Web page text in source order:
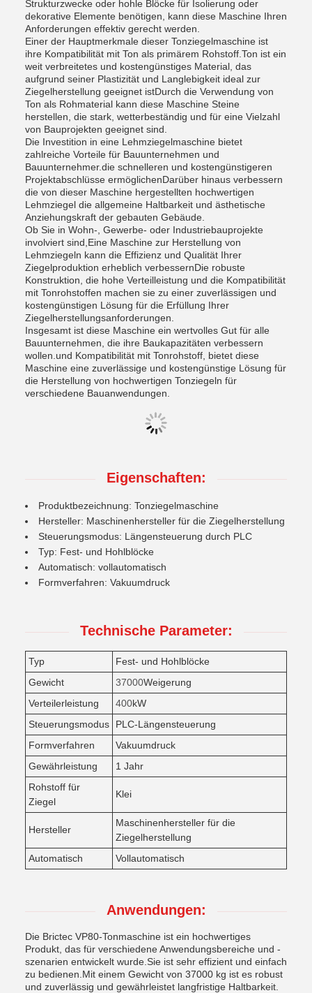
Strukturzwecke oder hohle Blöcke für Isolierung oder
dekorative Elemente benötigen, kann diese Maschine Ihren
Anforderungen effektiv gerecht werden.
Einer der Hauptmerkmale dieser Tonziegelmaschine ist
ihre Kompatibilität mit Ton als primärem Rohstoff.Ton ist ein
weit verbreitetes und kostengünstiges Material, das
aufgrund seiner Plastizität und Langlebigkeit ideal zur
Ziegelherstellung geeignet istDurch die Verwendung von
Ton als Rohmaterial kann diese Maschine Steine
herstellen, die stark, wetterbeständig und für eine Vielzahl
von Bauprojekten geeignet sind.
Die Investition in eine Lehmziegelmaschine bietet
zahlreiche Vorteile für Bauunternehmen und
Bauunternehmer.die schnelleren und kostengünstigeren
Projektabschlüsse ermöglichenDarüber hinaus verbessern
die von dieser Maschine hergestellten hochwertigen
Lehmziegel die allgemeine Haltbarkeit und ästhetische
Anziehungskraft der gebauten Gebäude.
Ob Sie in Wohn-, Gewerbe- oder Industriebauprojekte
involviert sind,Eine Maschine zur Herstellung von
Lehmziegeln kann die Effizienz und Qualität Ihrer
Ziegelproduktion erheblich verbessernDie robuste
Konstruktion, die hohe Verteilleistung und die Kompatibilität
mit Tonrohstoffen machen sie zu einer zuverlässigen und
kostengünstigen Lösung für die Erfüllung Ihrer
Ziegelherstellungsanforderungen.
Insgesamt ist diese Maschine ein wertvolles Gut für alle
Bauunternehmen, die ihre Baukapazitäten verbessern
wollen.und Kompatibilität mit Tonrohstoff, bietet diese
Maschine eine zuverlässige und kostengünstige Lösung für
die Herstellung von hochwertigen Tonziegeln für
verschiedene Bauanwendungen.
Eigenschaften:
Produktbezeichnung: Tonziegelmaschine
Hersteller: Maschinenhersteller für die Ziegelherstellung
Steuerungsmodus: Längensteuerung durch PLC
Typ: Fest- und Hohlblöcke
Automatisch: vollautomatisch
Formverfahren: Vakuumdruck
Technische Parameter:
Typ
Fest- und Hohlblöcke
Gewicht
37000Weigerung
Verteilerleistung
400kW
Steuerungsmodus
PLC-Längensteuerung
Formverfahren
Vakuumdruck
Gewährleistung
1 Jahr
Rohstoff für
Ziegel
Klei
Hersteller
Maschinenhersteller für die
Ziegelherstellung
Automatisch
Vollautomatisch
Anwendungen:
Die Brictec VP80-Tonmaschine ist ein hochwertiges
Produkt, das für verschiedene Anwendungsbereiche und -
szenarien entwickelt wurde.Sie ist sehr effizient und einfach
zu bedienen.Mit einem Gewicht von 37000 kg ist es robust
und zuverlässig und gewährleistet langfristige Haltbarkeit.